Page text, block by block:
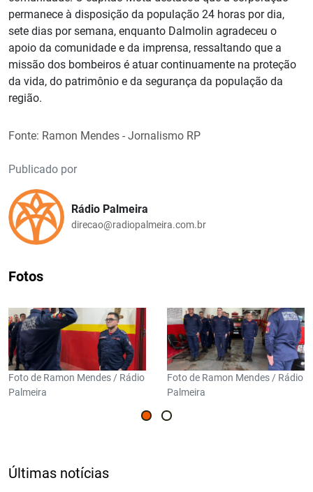
permanece à disposição da população 24 horas por dia,
sete dias por semana, enquanto Dalmolin agradeceu o
apoio da comunidade e da imprensa, ressaltando que a
missão dos bombeiros é atuar continuamente na proteção
da vida, do patrimônio e da segurança da população da
região.
Fonte: Ramon Mendes - Jornalismo RP
Publicado por
Rádio Palmeira
direcao@radiopalmeira.com.br
Fotos
Foto de Ramon Mendes / Rádio
Palmeira
Foto de Ramon Mendes / Rádio
Palmeira
Últimas notícias